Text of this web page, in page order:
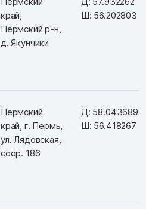
край,
Пермский р-н,
д. Якунчики
Ш: 56.202803
Пермский
край, г. Пермь,
ул. Лядовская,
соор. 186
Д: 58.043689
Ш: 56.418267